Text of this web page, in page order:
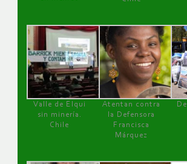
Valle de Elqui
sin minería.
Chile
Atentan contra
la Defensora
Francisca
Márquez